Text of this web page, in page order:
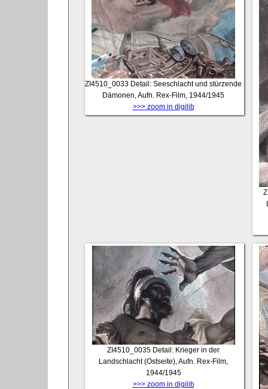
ZI4510_0033 Detail: Seeschlacht und stürzende
Dämonen, Aufn. Rex-Film, 1944/1945
>>> zoom in digilib
ZI4510_0035 Detail: Krieger in der
Landschlacht (Ostseite), Aufn. Rex-Film,
1944/1945
>>> zoom in digilib